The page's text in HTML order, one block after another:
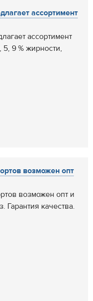
ассортимент
ассортимент
9 % жирности,
возможен опт
возможен опт и
Гарантия качества.